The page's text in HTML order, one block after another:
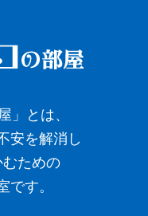
」とは、
安を解消し
ための
です。